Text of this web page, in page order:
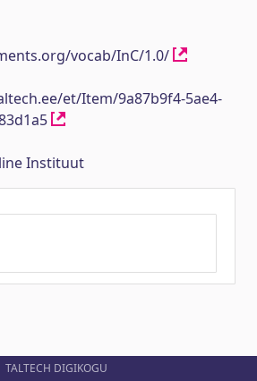
vocab/InC/1.0/
et/Item/9a87b9f4-5ae4-
Instituut
TALTECH DIGIKOGU